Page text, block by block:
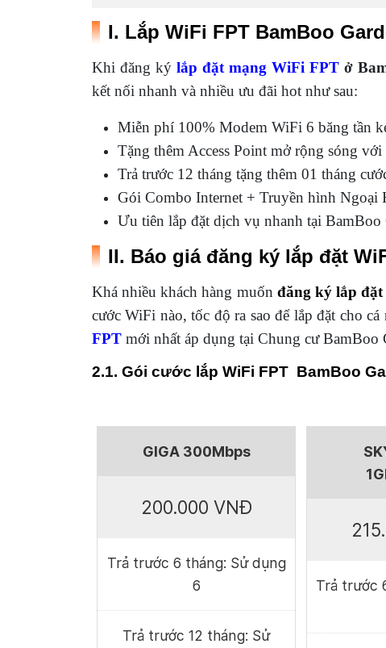
I. Lắp WiFi FPT BamBoo
Khi đăng ký lắp đặt mạng WiFi FPTở
kết nối nhanh và nhiều ưu đãi hot như sau:
Miễn phí 100% Modem WiFi 6 băng tần
Tặng thêm Access Point mở rộng sóng
Trả trước 12 tháng tặng thêm 01 tháng
Gói Combo Internet + Truyền hình Ngoại
Ưu tiên lắp đặt dịch vụ nhanh tại
II. Báo giá đăng ký lắp đặt
Khá nhiều khách hàng muốn đăng ký lắp
cước WiFi nào, tốc độ ra sao để lắp đặt cho
FPT mới nhất áp dụng tại Chung cư
2.1. Gói cước lắp WiFi FPT BamBoo
GIGA 300Mbps
200.000 VNĐ
Trả trước 6 tháng: Sử dụng
6
Trả trước 12 tháng: Sử
Trả trước